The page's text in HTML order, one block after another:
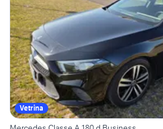
Vetrina